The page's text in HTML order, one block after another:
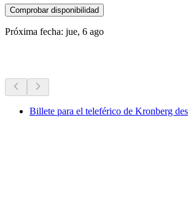
Comprobar disponibilidad
Próxima fecha: jue, 6 ago
Billete para el teleférico de Kronberg